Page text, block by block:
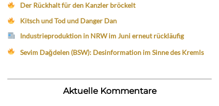
Der Rückhalt für den Kanzler bröckelt
Kitsch und Tod und Danger Dan
Industrieproduktion in NRW im Juni erneut rückläufig
Sevim Dağdelen (BSW): Desinformation im Sinne des Kremls
Aktuelle Kommentare